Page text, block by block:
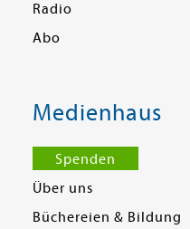
Radio
Abo
Medienhaus
Spenden
Über uns
Büchereien & Bildung